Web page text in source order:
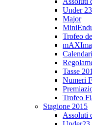
Under
Major
Trofeo
Tasse
Numeri
Trofeo
Stagione 2015
Assoluti